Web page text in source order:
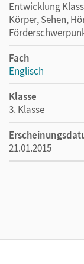
Entwicklung
Körper, Sehen,
Fach
Englisch
Klasse
3. Klasse
21.01.2015